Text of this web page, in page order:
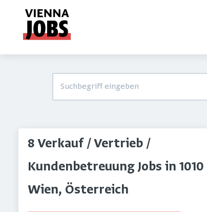
8 Verkauf / Vertrieb /
Kundenbetreuung Jobs in 1010
Wien, Österreich